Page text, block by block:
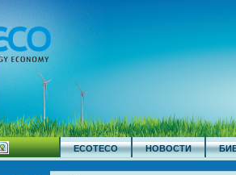
ECOTECO НОВОСТИ